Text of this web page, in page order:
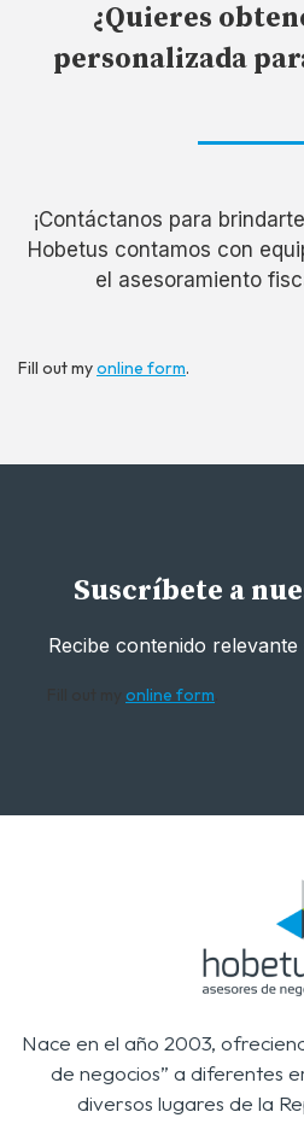
¿Quieres
personalizada
¡Contáctanos para
Hobetus contamos con
el asesoramiento
Fill out myonline form.
Suscríbete a
Recibe contenido
online form
Nace en el año 2003,
de negocios” a diferentes
diversos lugares de la